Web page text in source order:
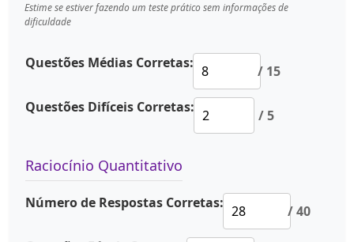
Estime se estiver fazendo um teste prático sem informações de
dificuldade
Questões Médias Corretas: / 15
Questões Difíceis Corretas: / 5
Raciocínio Quantitativo
Número de Respostas Corretas: / 40